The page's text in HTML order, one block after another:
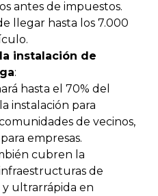
antes de impuestos.
llegar hasta los 7.000
instalación de
:
hasta el 70% del
instalación para
de vecinos,
empresas.
cubren la
de
y ultrarrápida en